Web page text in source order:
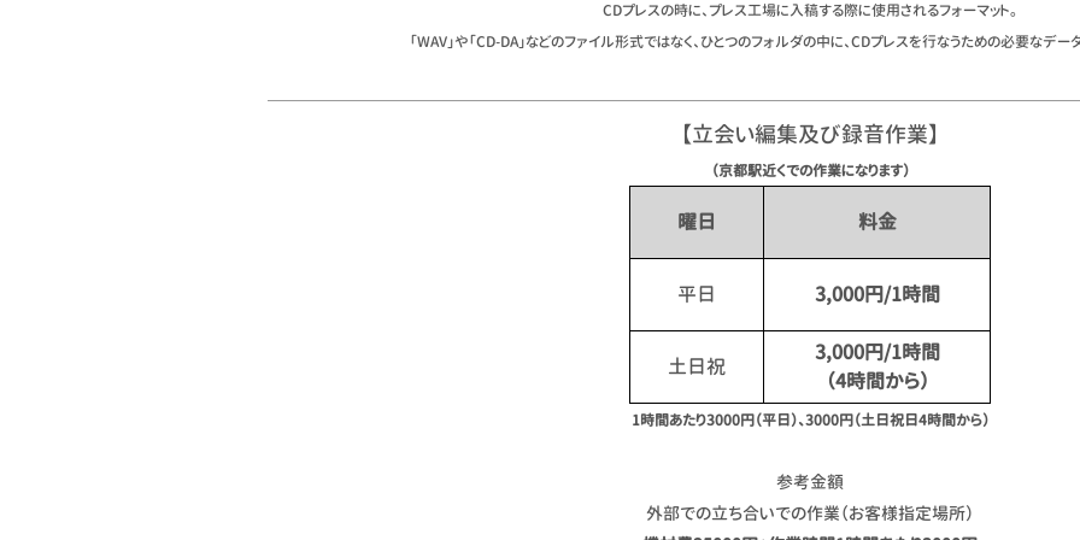
CDプレスの時に、プレス工場に入稿する際に使用されるフォーマット。
「WAV」や「CD-DA」などのファイル形式ではなく、ひとつのフォルダの中に、CDプレスを行なうための必要なデー
【立会い編集及び録音作業】
（京都駅近くでの作業になります）
曜日 料金
平日 3,000円/1時間
土日祝
3,000円/1時間
（4時間から）
1時間あたり3000円（平日）、3000円（土日祝日4時間から）
参考金額
外部での立ち合いでの作業（お客様指定場所）